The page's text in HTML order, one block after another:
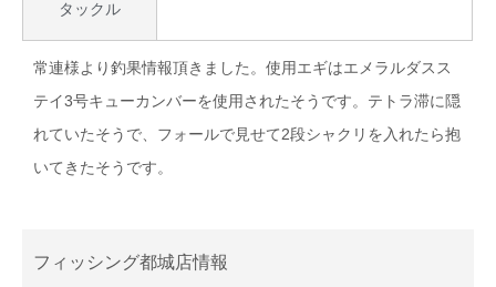
タックル
常連様より釣果情報頂きました。使用エギはエメラルダスス
テイ3号キューカンバーを使用されたそうです。テトラ滞に隠
れていたそうで、フォールで見せて2段シャクリを入れたら抱
いてきたそうです。
フィッシング都城店情報